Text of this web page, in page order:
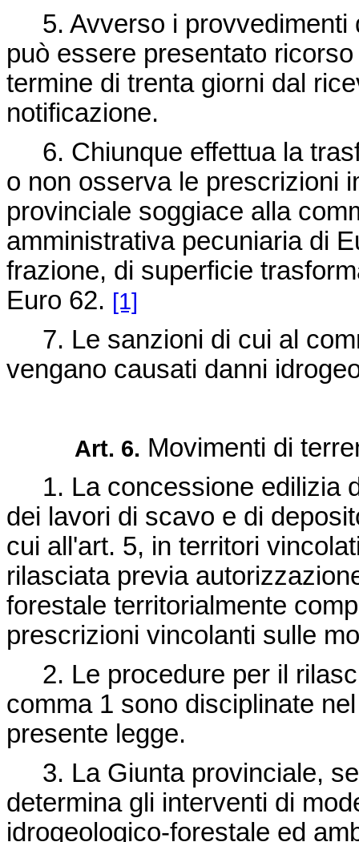
5. Avverso i provvedimenti
può essere presentato
termine di trenta giorni dal
notificazione.
6. Chiunque effettua la
o non osserva le prescrizioni
provinciale soggiace alla
amministrativa pecuniaria di
frazione, di superficie
Euro 62. [1]
7. Le sanzioni di cui al
vengano causati danni
Art. 6. Movimenti di
1. La concessione edilizia
dei lavori di scavo e di
cui all'art. 5, in territori
rilasciata previa
forestale territorialmente
prescrizioni vincolanti sulle
2. Le procedure per il
comma 1 sono disciplinate
presente legge.
3. La Giunta provinciale,
determina gli interventi di
idrogeologico-forestale ed